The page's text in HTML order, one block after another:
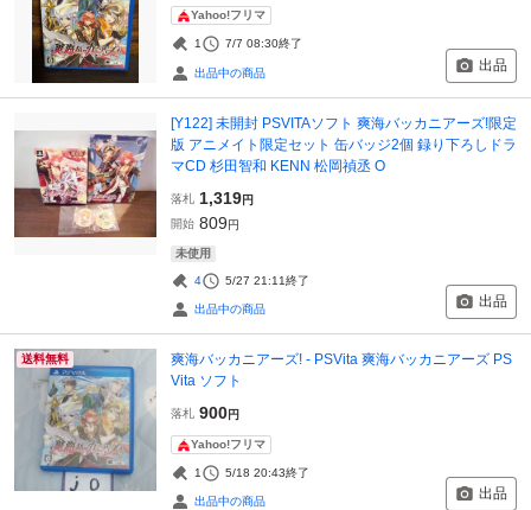
Yahoo!フリマ
1 7/7 08:30終了
出品中の商品 出品
[Y122] 未開封 PSVITAソフト 爽海バッカニアーズ!限定
版 アニメイト限定セット 缶バッジ2個 録り下ろしドラ
マCD 杉田智和 KENN 松岡禎丞 O
落札 1,319円
開始 809円
未使用
4 5/27 21:11終了
出品中の商品 出品
送料無料
爽海バッカニアーズ! - PSVita 爽海バッカニアーズ PS
Vita ソフト
落札 900円
Yahoo!フリマ
1 5/18 20:43終了
出品中の商品 出品